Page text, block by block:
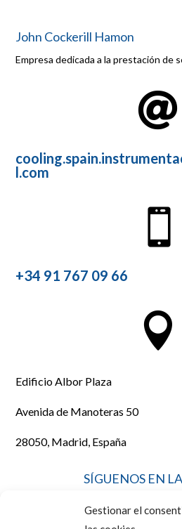
Gestionar el
John Cockerill Hamon
Empresa dedicada a la prestación de

l.com

+34 91 767 09 66

Edificio Albor Plaza
Avenida de Manoteras 50
28050, Madrid, España
SÍGUENOS EN